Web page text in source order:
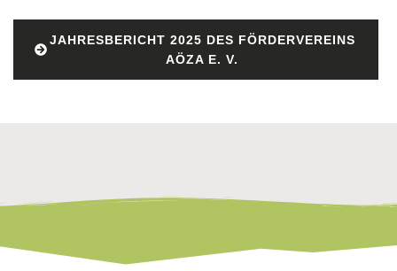
JAHRESBERICHT 2025 DES FÖRDERVEREINS
AÖZA E. V.